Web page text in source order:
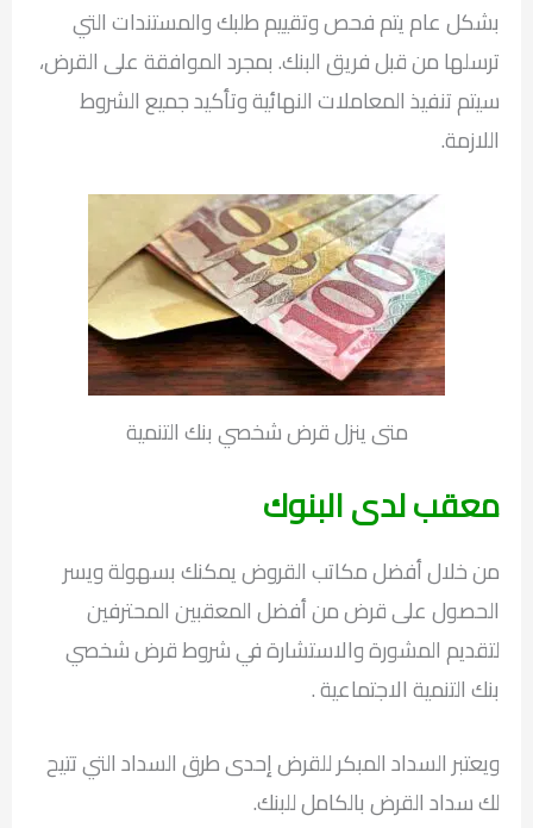
بشكل عام يتم فحص وتقييم طلبك والمستندات التي
ترسلها من قبل فريق البنك. بمجرد الموافقة على القرض،
سيتم تنفيذ المعاملات النهائية وتأكيد جميع الشروط
اللازمة.
متى ينزل قرض شخصي بنك التنمية
معقب لدى البنوك
من خلال أفضل مكاتب القروض يمكنك بسهولة ويسر
الحصول على قرض من أفضل المعقبين المحترفين
لتقديم المشورة والاستشارة في شروط قرض شخصي
بنك التنمية الاجتماعية .
ويعتبر السداد المبكر للقرض إحدى طرق السداد التي تتيح
لك سداد القرض بالكامل للبنك.